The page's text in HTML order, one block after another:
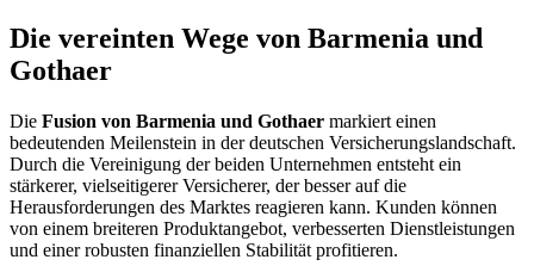
Die vereinten Wege von Barmenia und
Gothaer
Die Fusion von Barmenia und Gothaer markiert einen
bedeutenden Meilenstein in der deutschen Versicherungslandschaft.
Durch die Vereinigung der beiden Unternehmen entsteht ein
stärkerer, vielseitigerer Versicherer, der besser auf die
Herausforderungen des Marktes reagieren kann. Kunden können
von einem breiteren Produktangebot, verbesserten Dienstleistungen
und einer robusten finanziellen Stabilität profitieren.